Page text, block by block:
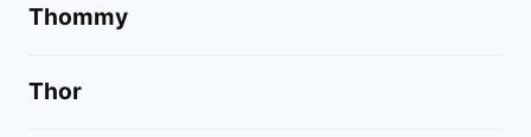
Thommy
Thor